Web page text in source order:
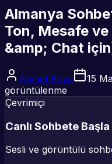
Almanya
Ton, Mesafe ve
&amp; Chat
Ahmet Kaya 15
görüntülenme
Çevrimiçi
Canlı Sohbete Başla
Sesli ve görüntülü